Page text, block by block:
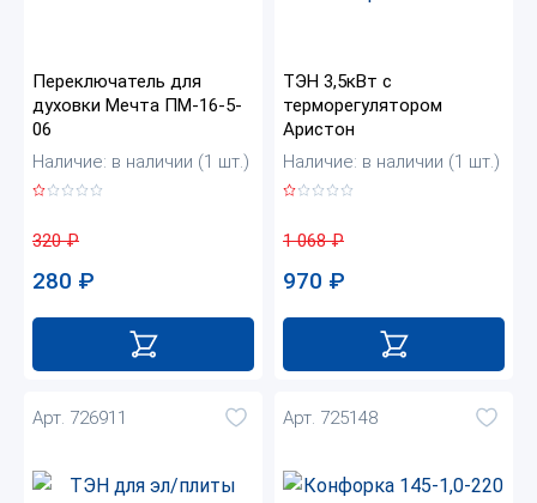
Переключатель для
духовки Мечта ПМ-16-5-
06
Наличие: в наличии (1 шт.)
320₽
280 ₽
ТЭН 3,5кВт с
терморегулятором
Аристон
Наличие: в наличии (1 шт.)
1 068₽
970 ₽
Арт. 726911 Арт. 725148